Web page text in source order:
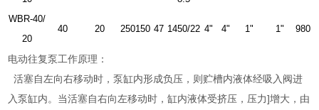
WBR-40/
20
40 20 250150 47 1450/22 4" 4" 1" 1" 980
电动往复泵工作原理：
活塞自左向右移动时，泵缸内形成负压，则贮槽内液体经吸入阀进
入泵缸内。当活塞自右向左移动时，缸内液体受挤压，压力]增大，由